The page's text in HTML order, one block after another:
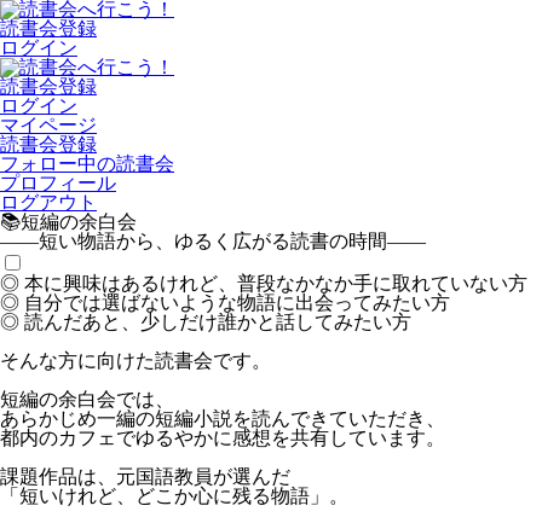
読書会登録
ログイン
読書会登録
ログイン
マイページ
読書会登録
フォロー中の読書会
プロフィール
ログアウト
📚短編の余白会
――短い物語から、ゆるく広がる読書の時間――
◎ 本に興味はあるけれど、普段なかなか手に取れていない方
◎ 自分では選ばないような物語に出会ってみたい方
◎ 読んだあと、少しだけ誰かと話してみたい方
そんな方に向けた読書会です。
短編の余白会では、
あらかじめ一編の短編小説を読んできていただき、
都内のカフェでゆるやかに感想を共有しています。
課題作品は、元国語教員が選んだ
「短いけれど、どこか心に残る物語」。